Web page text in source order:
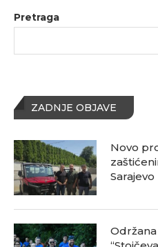
Pretraga
ZADNJE OBJAVE
Novo
Sarajevo